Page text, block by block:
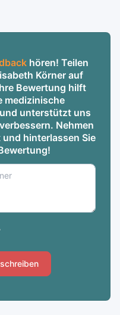
hören! Teilen
Körner auf
Bewertung hilft
medizinische
unterstützt uns
Nehmen
hinterlassen Sie